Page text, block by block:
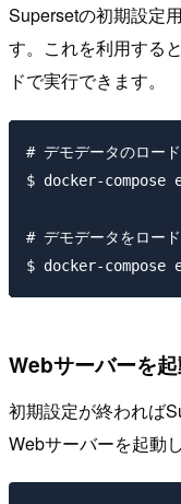
Supersetの初期設定
す。これを利用する
ドで実行できます。
# デモデータのロー
$ docker-
# デモデータをロー
Webサーバーを
初期設定が終われば
Webサーバーを起動